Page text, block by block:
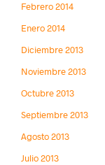
Febrero 2014
Enero 2014
Diciembre 2013
Noviembre 2013
Octubre 2013
Septiembre 2013
Agosto 2013
Julio 2013